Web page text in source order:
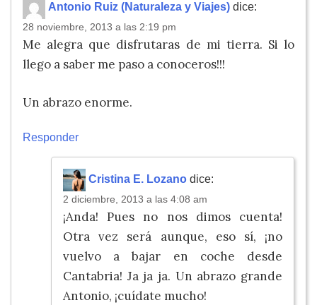
Antonio Ruiz (Naturaleza y Viajes) dice:
28 noviembre, 2013 a las 2:19 pm
Me alegra que disfrutaras de mi tierra. Si lo
llego a saber me paso a conoceros!!!
Un abrazo enorme.
Responder
Cristina E. Lozano dice:
2 diciembre, 2013 a las 4:08 am
¡Anda! Pues no nos dimos cuenta!
Otra vez será aunque, eso sí, ¡no
vuelvo a bajar en coche desde
Cantabria! Ja ja ja. Un abrazo grande
Antonio, ¡cuídate mucho!